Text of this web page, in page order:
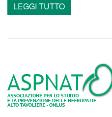
LEGGI TUTTO